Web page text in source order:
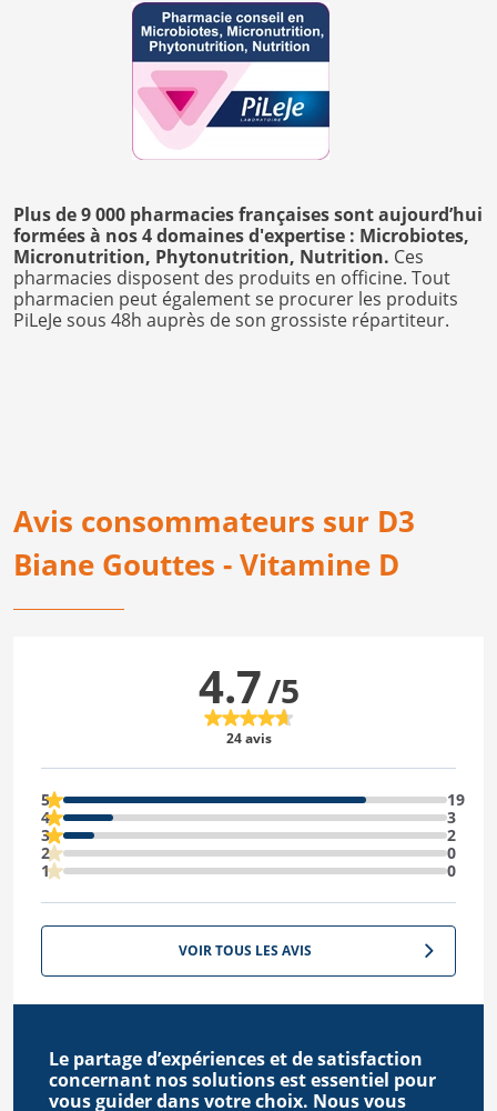
Plus de 9 000 pharmacies françaises sont aujourd’hui
formées à nos 4 domaines d'expertise : Microbiotes,
Micronutrition, Phytonutrition, Nutrition. Ces
pharmacies disposent des produits en officine. Tout
pharmacien peut également se procurer les produits
PiLeJe sous 48h auprès de son grossiste répartiteur.
Avis consommateurs sur D3
Biane Gouttes - Vitamine D
4.7/5
24 avis
5
19
4
3
3
2
2
0
1
0
VOIR TOUS LES AVIS
Le partage d’expériences et de satisfaction
concernant nos solutions est essentiel pour
vous guider dans votre choix. Nous vous